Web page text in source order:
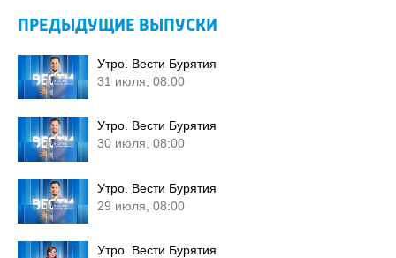
ПРЕДЫДУЩИЕ ВЫПУСКИ
Утро. Вести Бурятия
31 июля, 08:00
Утро. Вести Бурятия
30 июля, 08:00
Утро. Вести Бурятия
29 июля, 08:00
Утро. Вести Бурятия